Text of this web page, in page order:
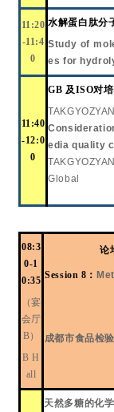
11:20
-11:4
0
水解蛋白肽分
Study of
es for
11:40
-12:0
0
GB 及ISO对
edia quality
Global
08:3
0-1
0:35
（宴
会厅
B）
B H
all
论
Session 8 ：
成都市食品检
天然多糖的化